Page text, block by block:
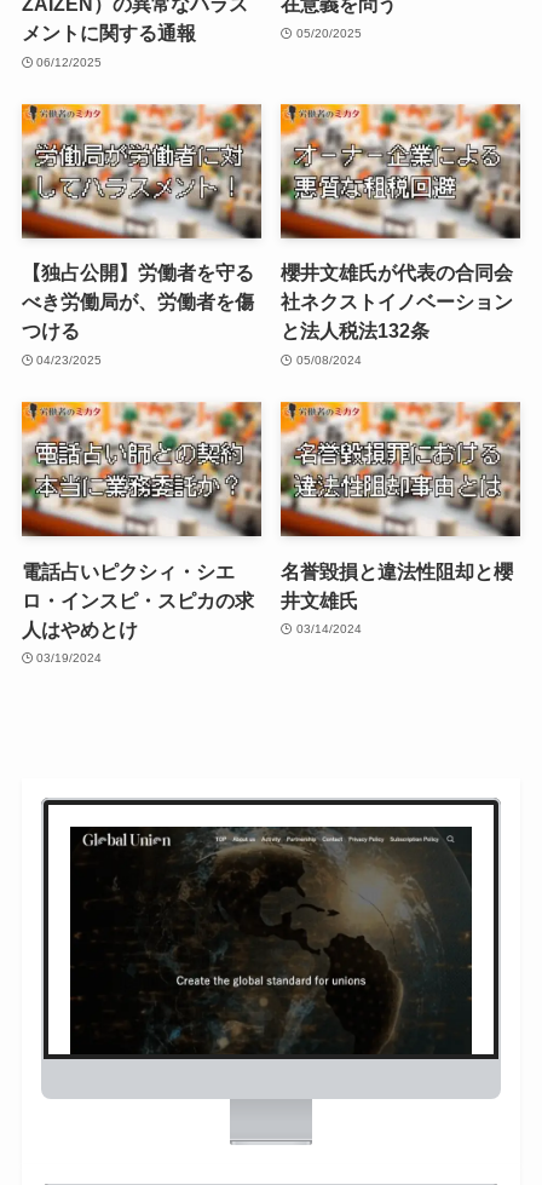
メントに関する通報
06/12/2025
05/20/2025
【独占公開】労働者を守る
べき労働局が、労働者を傷
つける
04/23/2025
櫻井文雄氏が代表の合同会
社ネクストイノベーション
と法人税法132条
05/08/2024
電話占いピクシィ・シエ
ロ・インスピ・スピカの求
人はやめとけ
03/19/2024
名誉毀損と違法性阻却と櫻
井文雄氏
03/14/2024